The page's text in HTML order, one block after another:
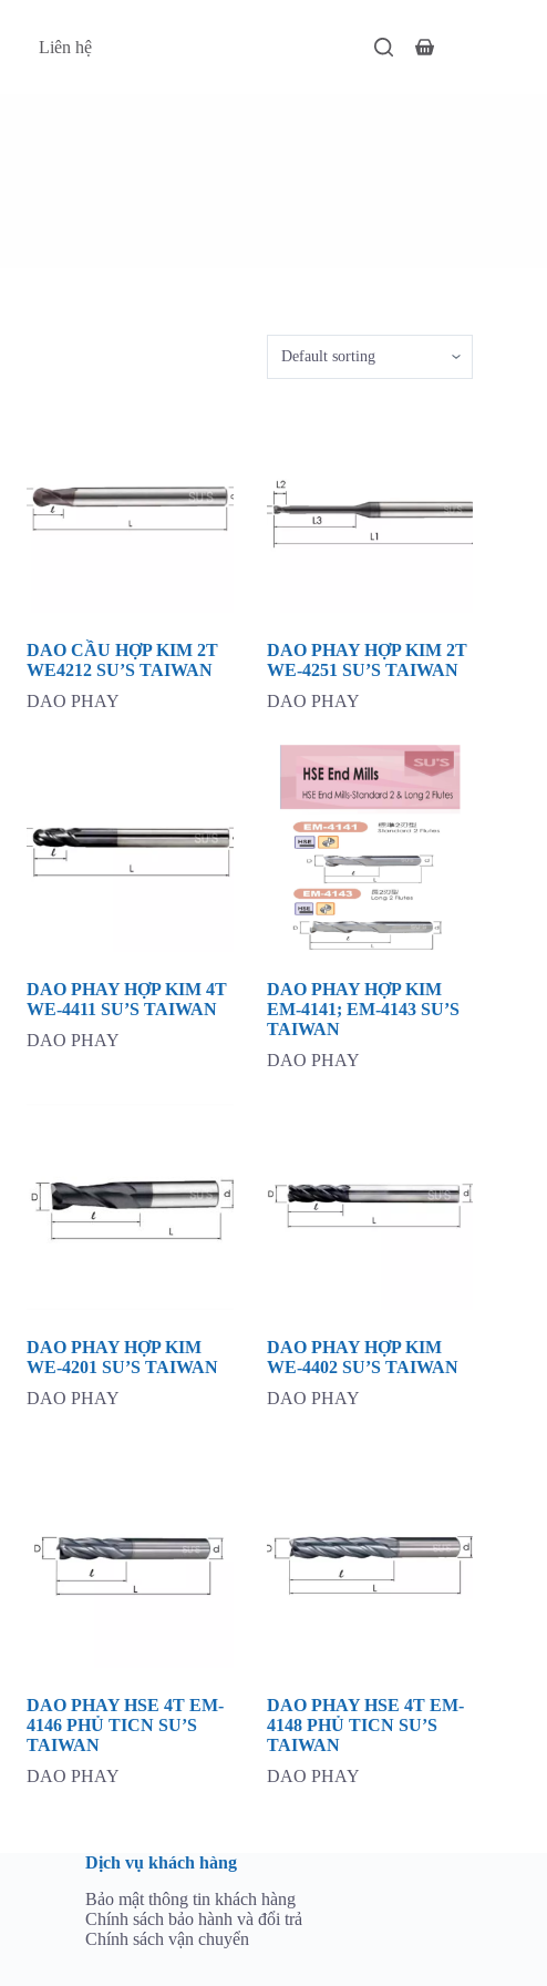
Liên hệ
Giỏ
DAO CẦU HỢP KIM 2T
WE4212 SU’S TAIWAN
DAO PHAY
DAO PHAY HỢP KIM 2T
WE-4251 SU’S TAIWAN
DAO PHAY
DAO PHAY HỢP KIM 4T
WE-4411 SU’S TAIWAN
DAO PHAY
DAO PHAY HỢP KIM
EM-4141; EM-4143 SU’S
TAIWAN
DAO PHAY
DAO PHAY HỢP KIM
WE-4201 SU’S TAIWAN
DAO PHAY
DAO PHAY HỢP KIM
WE-4402 SU’S TAIWAN
DAO PHAY
DAO PHAY HSE 4T EM-
4146 PHỦ TICN SU’S
TAIWAN
DAO PHAY
DAO PHAY HSE 4T EM-
4148 PHỦ TICN SU’S
TAIWAN
DAO PHAY
Dịch vụ khách hàng
Bảo mật thông tin khách hàng
Chính sách bảo hành và đổi trả
Chính sách vận chuyển